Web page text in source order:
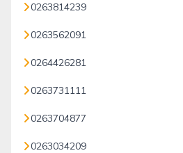
0263814239
0263562091
0264426281
0263731111
0263704877
0263034209